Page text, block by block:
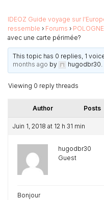
IDEOZ Guide voyage sur
ressemble › Forums › POLOGNE
avec une carte périmée?
This topic has 0 replies, 1
months ago by hugodbr30.
Viewing 0 reply threads
Author Posts
Juin 1, 2018 at 12 h 31 min
hugodbr30
Guest
Bonjour